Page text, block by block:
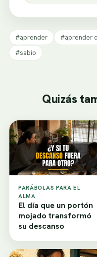
#aprender #aprender
#sabio
Quizás
PARÁBOLAS PARA EL
ALMA
El día que un portón
mojado transformó
su descanso